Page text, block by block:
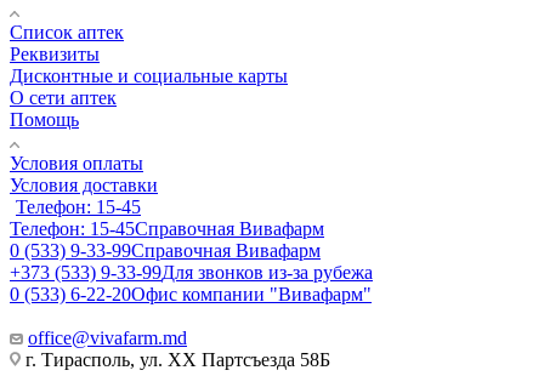
Список аптек
Реквизиты
Дисконтные и социальные карты
О сети аптек
Помощь
Условия оплаты
Условия доставки
Телефон: 15-45
Телефон: 15-45Справочная Вивафарм
0 (533) 9-33-99Справочная Вивафарм
+373 (533) 9-33-99Для звонков из-за рубежа
0 (533) 6-22-20Офис компании "Вивафарм"
office@vivafarm.md
г. Тирасполь, ул. ХХ Партсъезда 58Б